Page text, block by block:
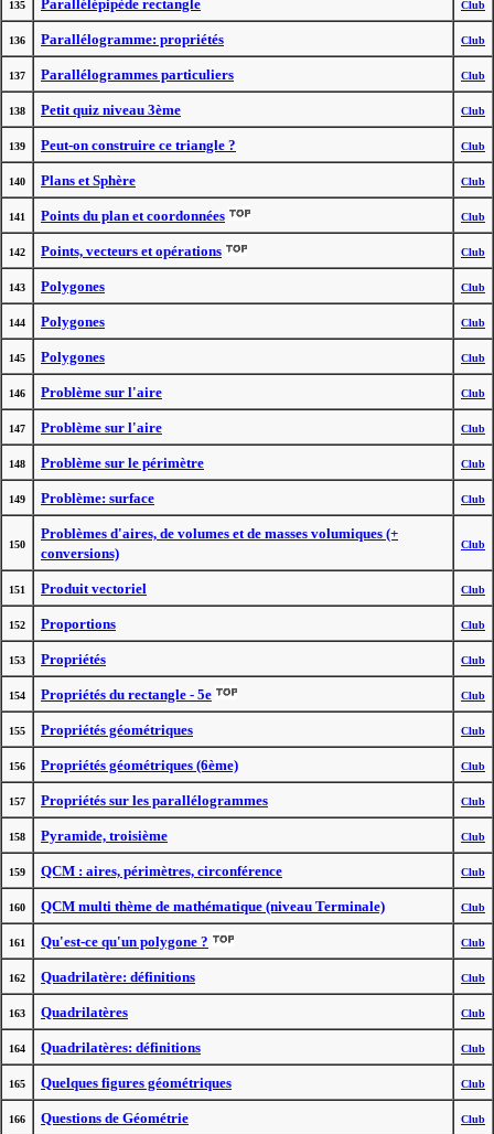
135 Parallélépipède rectangle Club
136 Parallélogramme: propriétés Club
137 Parallélogrammes particuliers Club
138 Petit quiz niveau 3ème Club
139 Peut-on construire ce triangle ? Club
140 Plans et Sphère Club
141 Points du plan et coordonnées Club
142 Points, vecteurs et opérations Club
143 Polygones Club
144 Polygones Club
145 Polygones Club
146 Problème sur l'aire Club
147 Problème sur l'aire Club
148 Problème sur le périmètre Club
149 Problème: surface Club
150
Problèmes d'aires, de volumes et de masses volumiques (+
conversions)
Club
151 Produit vectoriel Club
152 Proportions Club
153 Propriétés Club
154 Propriétés du rectangle - 5e Club
155 Propriétés géométriques Club
156 Propriétés géométriques (6ème) Club
157 Propriétés sur les parallélogrammes Club
158 Pyramide, troisième Club
159 QCM : aires, périmètres, circonférence Club
160 QCM multi thème de mathématique (niveau Terminale) Club
161 Qu'est-ce qu'un polygone ? Club
162 Quadrilatère: définitions Club
163 Quadrilatères Club
164 Quadrilatères: définitions Club
165 Quelques figures géométriques Club
166 Questions de Géométrie Club